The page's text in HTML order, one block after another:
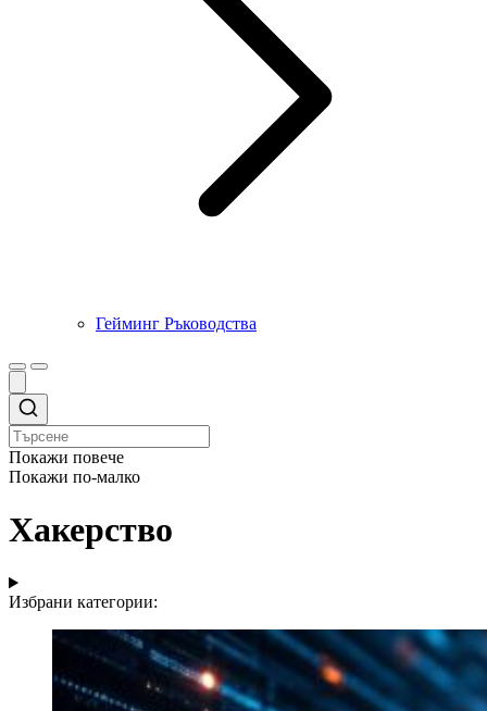
Гейминг Ръководства
Покажи повече
Покажи по-малко
Хакерство
Избрани категории: